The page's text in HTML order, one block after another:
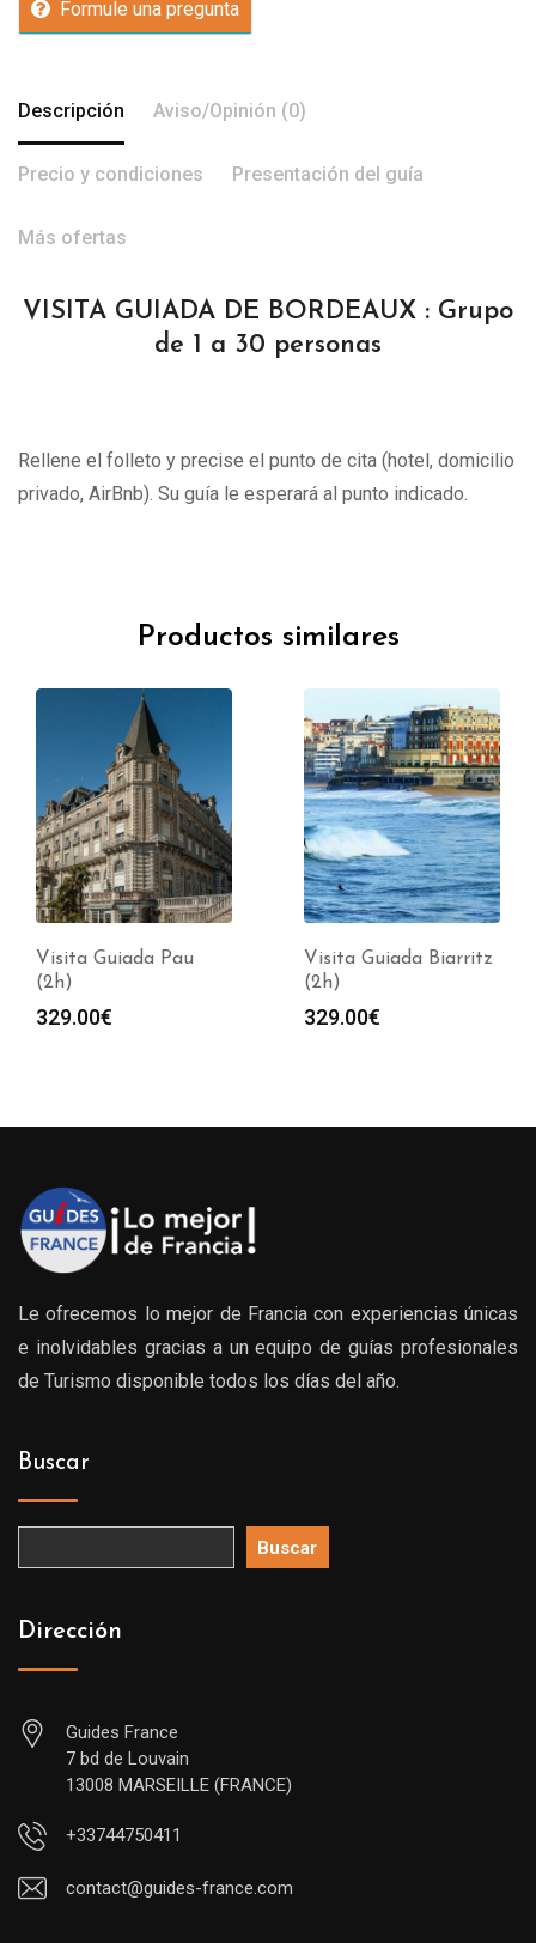
Formule una pregunta
Descripción Aviso/Opinión (0)
Precio y condiciones Presentación del guía
Más ofertas
VISITA GUIADA DE BORDEAUX : Grupo
de 1 a 30 personas
Rellene el folleto y precise el punto de cita (hotel, domicilio
privado, AirBnb). Su guía le esperará al punto indicado.
Productos similares
Visita Guiada Pau
(2h)
329.00€
Visita Guiada Biarritz
(2h)
329.00€
Le ofrecemos lo mejor de Francia con experiencias únicas
e inolvidables gracias a un equipo de guías profesionales
de Turismo disponible todos los días del año.
Buscar
Buscar
Dirección
Guides France
7 bd de Louvain
13008 MARSEILLE (FRANCE)
+33744750411
contact@guides-france.com